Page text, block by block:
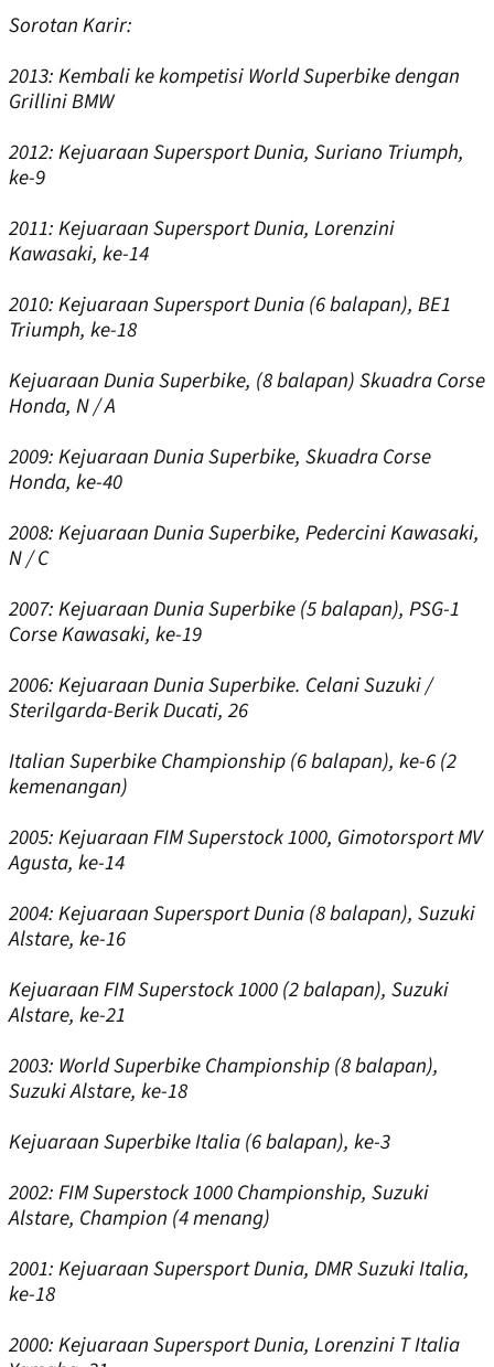
Sorotan Karir:
2013:Kembali ke kompetisi World Superbike dengan
Grillini BMW
2012:Kejuaraan Supersport Dunia, Suriano Triumph,
ke-9
2011:Kejuaraan Supersport Dunia, Lorenzini
Kawasaki, ke-14
2010:Kejuaraan Supersport Dunia (6 balapan), BE1
Triumph, ke-18
Kejuaraan Dunia Superbike, (8 balapan) Skuadra Corse
Honda, N / A
2009:Kejuaraan Dunia Superbike, Skuadra Corse
Honda, ke-40
2008:Kejuaraan Dunia Superbike, Pedercini Kawasaki,
N / C
2007:Kejuaraan Dunia Superbike (5 balapan), PSG-1
Corse Kawasaki, ke-19
2006:Kejuaraan Dunia Superbike. Celani Suzuki /
Sterilgarda-Berik Ducati, 26
Italian Superbike Championship (6 balapan), ke-6 (2
kemenangan)
2005:Kejuaraan FIM Superstock 1000, Gimotorsport MV
Agusta, ke-14
2004:Kejuaraan Supersport Dunia (8 balapan), Suzuki
Alstare, ke-16
Kejuaraan FIM Superstock 1000 (2 balapan), Suzuki
Alstare, ke-21
2003: World Superbike Championship (8 balapan),
Suzuki Alstare, ke-18
Kejuaraan Superbike Italia (6 balapan), ke-3
2002:FIM Superstock 1000 Championship, Suzuki
Alstare, Champion (4 menang)
2001:Kejuaraan Supersport Dunia, DMR Suzuki Italia,
ke-18
2000:Kejuaraan Supersport Dunia, Lorenzini T Italia